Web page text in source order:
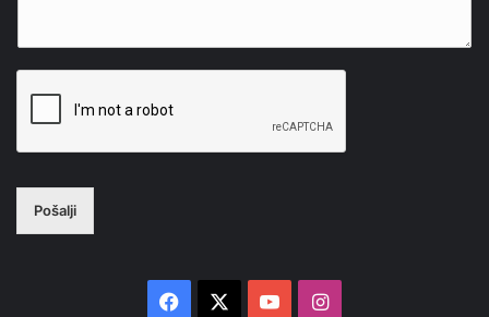
Pošalji
Facebook YouTubeInstagram